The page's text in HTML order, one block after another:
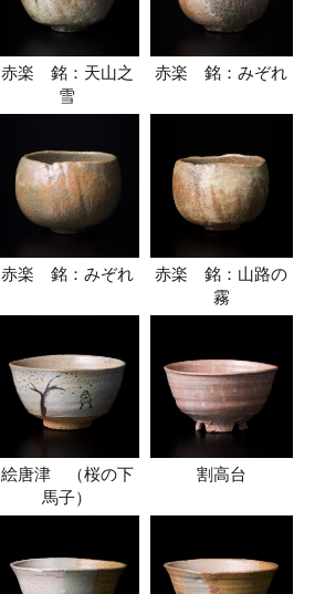
赤楽 銘：天山之
雪
赤楽 銘：みぞれ
赤楽 銘：みぞれ
赤楽 銘：山路の
霧
絵唐津 （桜の下
馬子）
割高台